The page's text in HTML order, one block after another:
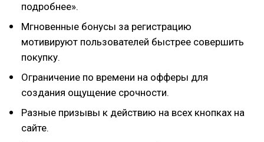
подробнее».
Мгновенные бонусы за регистрацию
мотивируют пользователей быстрее совершить
покупку.
Ограничение по времени на офферы для
создания ощущение срочности.
Разные призывы к действию на всех кнопках на
сайте.